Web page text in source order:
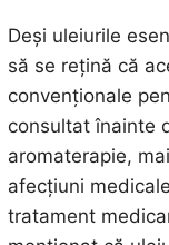
Deși uleiurile
să se rețină că
convenționale
consultat înainte
aromaterapie,
afecțiuni
tratament